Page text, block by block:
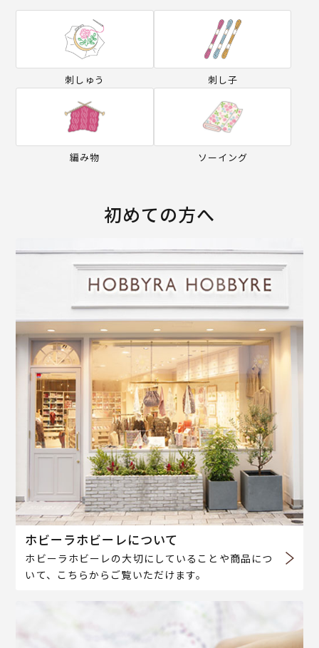
刺しゅう 刺し子
編み物 ソーイング
初めての方へ
ホビーラホビーレについて
ホビーラホビーレの大切にしていることや商品につ
いて、こちらからご覧いただけます。